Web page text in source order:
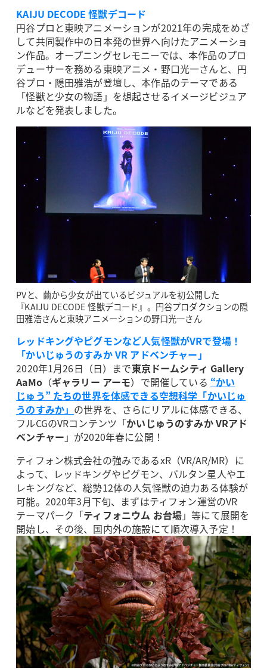
KAIJU DECODE 怪獣デコード
円谷プロと東映アニメーションが2021年の完成をめざ
して共同製作中の日本発の世界へ向けたアニメーショ
ン作品。オープニングセレモニーでは、本作品のプロ
デューサーを務める東映アニメ・野口光一さんと、円
谷プロ・隠田雅浩が登壇し、本作品のテーマである
「怪獣と少女の物語」を想起させるイメージビジュア
ルなどを発表しました。
PVと、繭から少女が出ているビジュアルを初公開した
『KAIJU DECODE 怪獣デコード』。円谷プロダクションの隠
田雅浩さんと東映アニメーションの野口光一さん
レッドキングやピグモンなど人気怪獣がVRで登場！
「かいじゅうのすみか VR アドベンチャー」
2020年1月26日（日）まで東京ドームシティ Gallery
AaMo（ギャラリー アーモ）で開催している “かい
じゅう” たちの世界を体感できる空想科学「かいじゅ
うのすみか」 の世界を、さらにリアルに体感できる、
フルCGのVRコンテンツ「かいじゅうのすみか VRアド
ベンチャー 」が2020年春に公開！
ティフォン株式会社の強みであるxR（VR/AR/MR）に
よって、レッドキングやピグモン、バルタン星人やエ
レキングなど、総勢12体の人気怪獣の迫力ある体験が
可能。2020年3月下旬、まずはティフォン運営のVR
テーマパーク「ティフォニウム お台場」等にて展開を
開始し、その後、国内外の施設にて順次導入予定！